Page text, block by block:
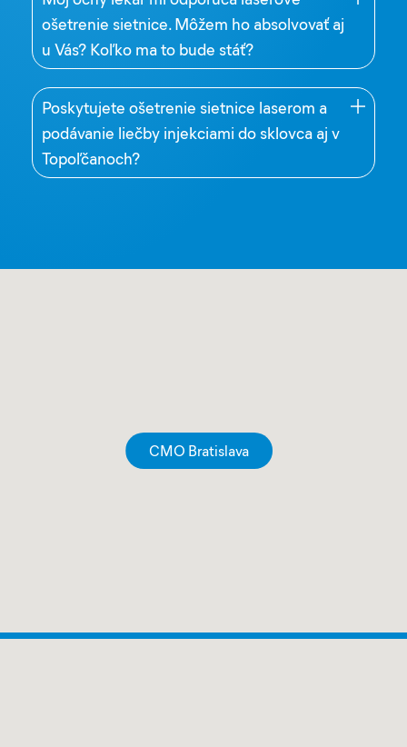
ošetrenie sietnice. Môžem ho absolvovať aj
u Vás? Koľko ma to bude stáť?
Poskytujete ošetrenie sietnice laserom a
podávanie liečby injekciami do sklovca aj v
Topoľčanoch?
CMO Bratislava